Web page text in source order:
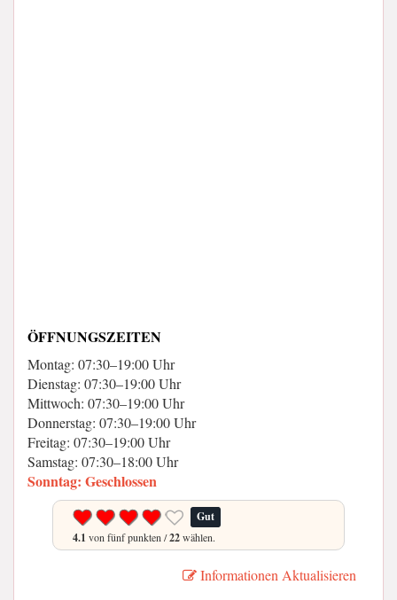
ÖFFNUNGSZEITEN
Montag: 07:30–19:00 Uhr
Dienstag: 07:30–19:00 Uhr
Mittwoch: 07:30–19:00 Uhr
Donnerstag: 07:30–19:00 Uhr
Freitag: 07:30–19:00 Uhr
Samstag: 07:30–18:00 Uhr
Sonntag: Geschlossen
Gut
4.1 von fünf punkten /22wählen.
Informationen Aktualisieren